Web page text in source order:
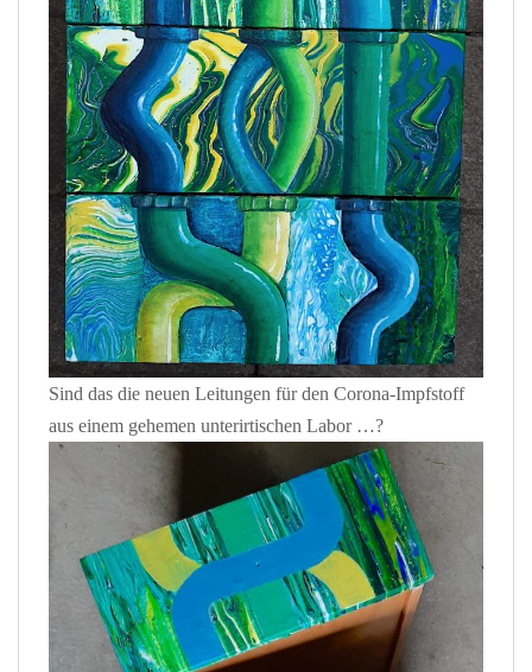
Sind das die neuen Leitungen für den Corona-Impfstoff
aus einem gehemen unterirtischen Labor …?